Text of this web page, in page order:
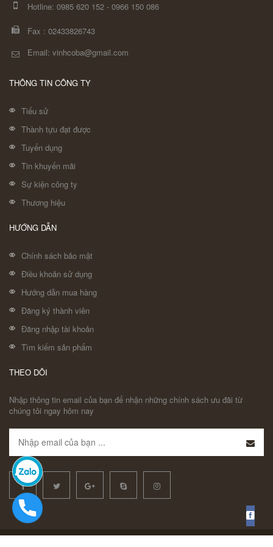
Hotline: 0985 620 152 - 0966 150 086
Fax : 02433826743
Email: vinhcoba@gmail.com
THÔNG TIN CÔNG TY
Tiểu sử
Thành tựu đạt được
Tuyển dụng
Tin khuyến mãi
Sự kiện công ty
Thương hiệu
HƯỚNG DẪN
Chính sách bảo mật
Điều khoản sử dụng
Hướng dẫn mua hàng
Đăng ký thành viên
Đăng nhập tài khoản
Tìm kiếm sản phẩm
THEO DÕI
Nhập thông tin email của bạn để nhận những chính sách ưu đãi từ
chúng tôi ngay hôm nay